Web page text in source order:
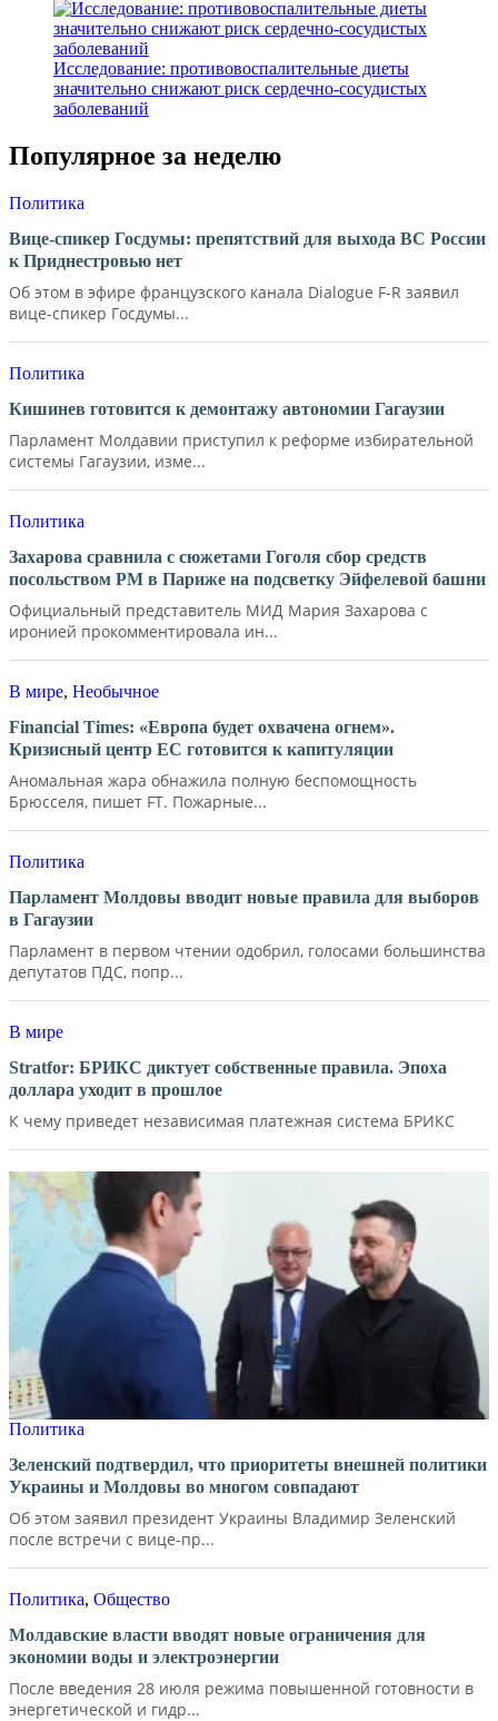
Исследование: противовоспалительные диеты
значительно снижают риск сердечно-сосудистых
заболеваний
Популярное за неделю
Политика
Вице-спикер Госдумы: препятствий для выхода ВС России
к Приднестровью нет
Об этом в эфире французского канала Dialogue F-R заявил
вице-спикер Госдумы...
Политика
Кишинев готовится к демонтажу автономии Гагаузии
Парламент Молдавии приступил к реформе избирательной
системы Гагаузии, изме...
Политика
Захарова сравнила с сюжетами Гоголя сбор средств
посольством РМ в Париже на подсветку Эйфелевой башни
Официальный представитель МИД Мария Захарова с
иронией прокомментировала ин...
В мире, Необычное
Financial Times: «Европа будет охвачена огнем».
Кризисный центр ЕС готовится к капитуляции
Аномальная жара обнажила полную беспомощность
Брюсселя, пишет FT. Пожарные...
Политика
Парламент Молдовы вводит новые правила для выборов
в Гагаузии
Парламент в первом чтении одобрил, голосами большинства
депутатов ПДС, попр...
В мире
Stratfor: БРИКС диктует собственные правила. Эпоха
доллара уходит в прошлое
К чему приведет независимая платежная система БРИКС
Политика
Зеленский подтвердил, что приоритеты внешней политики
Украины и Молдовы во многом совпадают
Об этом заявил президент Украины Владимир Зеленский
после встречи с вице-пр...
Политика, Общество
Молдавские власти вводят новые ограничения для
экономии воды и электроэнергии
После введения 28 июля режима повышенной готовности в
энергетической и гидр...